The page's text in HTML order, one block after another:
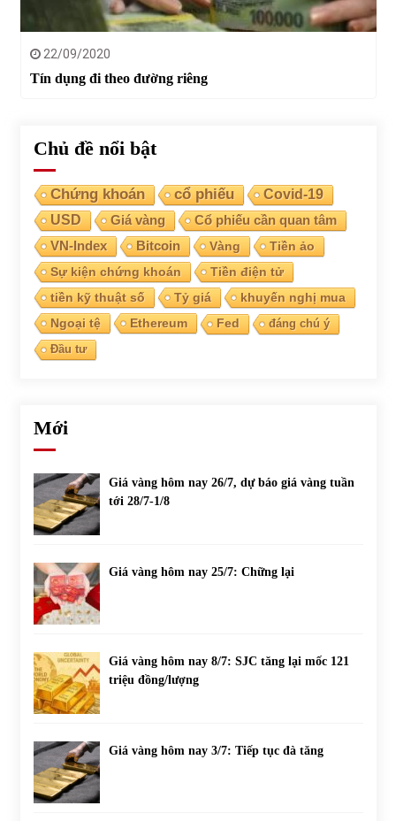
22/09/2020
Tín dụng đi theo đường riêng
Chủ đề nổi bật
Chứng khoán cổ phiếu
Covid-19
USD
Giá vàng Cổ phiếu cần quan tâm
VN-Index Bitcoin Vàng
Tiền ảo
Sự kiện chứng khoán
Tiền điện tử
tiền kỹ thuật số
Tỷ giá
khuyến nghị mua
Ngoại tệ
Ethereum Fed
đáng chú ý
Đầu tư
Mới
Giá vàng hôm nay 26/7, dự báo giá vàng tuần
tới 28/7-1/8
Giá vàng hôm nay 25/7: Chững lại
Giá vàng hôm nay 8/7: SJC tăng lại mốc 121
triệu đồng/lượng
Giá vàng hôm nay 3/7: Tiếp tục đà tăng